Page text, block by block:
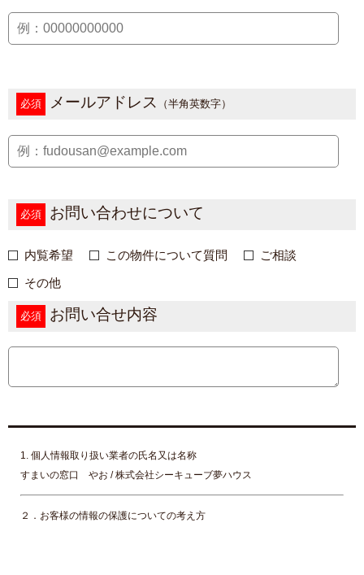
必須 メールアドレス （半角英数字）
必須 お問い合わせについて
内覧希望 この物件について質問
ご相談
その他
必須 お問い合せ内容
1. 個人情報取り扱い業者の氏名又は名称
すまいの窓口 やお / 株式会社シーキューブ夢ハウス
２．お客様の情報の保護についての考え方